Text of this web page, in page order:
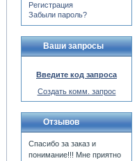
Регистрация
Забыли пароль?
Ваши запросы
Введите код запроса
Создать комм. запрос
Отзывов
Спасибо за заказ и
понимание!!! Мне приятно